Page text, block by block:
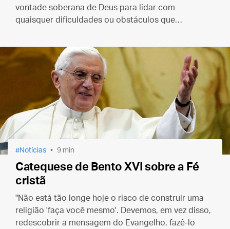
vontade soberana de Deus para lidar com
quaisquer dificuldades ou obstáculos que
Notícias 9 min
Catequese de Bento XVI sobre a Fé
cristã
"Não está tão longe hoje o risco de construir uma
religião 'faça você mesmo'. Devemos, em vez disso,
redescobrir a mensagem do Evangelho, fazê-lo